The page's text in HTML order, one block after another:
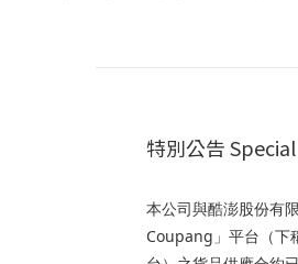
特別公告
本公司與酷澎股份有
Coupang」平台（下